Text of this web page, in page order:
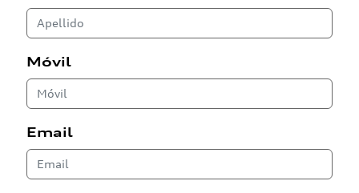
Móvil
Email